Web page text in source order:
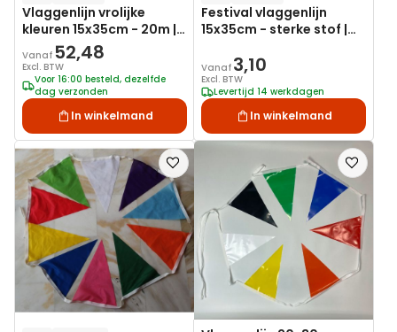
Vlaggenlijn vrolijke
kleuren 15x35cm - 20m |
sterke stof
Vanaf 52,48
Excl. BTW
Voor 16:00 besteld, dezelfde
dag verzonden
In winkelmand
Festival vlaggenlijn
15x35cm - sterke stof |
Vanaf 3,10
Excl. BTW
Levertijd 14 werkdagen
In winkelmand
Voeg
toe
aan
verlanglijst
Voeg
toe
aan